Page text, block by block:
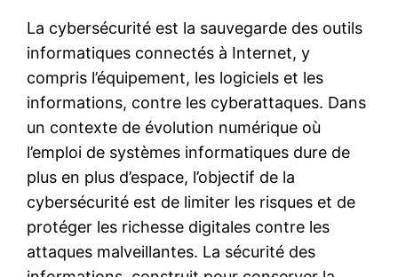
La cybersécurité est la sauvegarde des outils
informatiques connectés à Internet, y
compris l’équipement, les logiciels et les
informations, contre les cyberattaques. Dans
un contexte de évolution numérique où
l’emploi de systèmes informatiques dure de
plus en plus d’espace, l’objectif de la
cybersécurité est de limiter les risques et de
protéger les richesse digitales contre les
attaques malveillantes. La sécurité des